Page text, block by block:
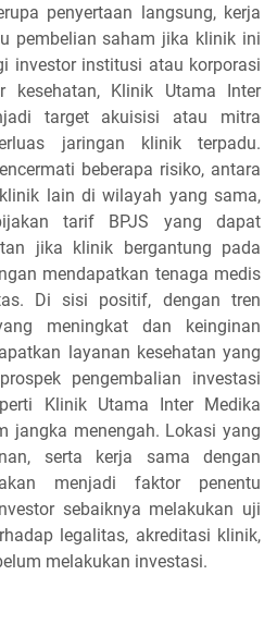
penyertaan langsung, kerja
pembelian saham jika klinik ini
investor institusi atau korporasi
kesehatan, Klinik Utama Inter
target akuisisi atau mitra
jaringan klinik terpadu.
beberapa risiko, antara
lain di wilayah yang sama,
tarif BPJS yang dapat
jika klinik bergantung pada
mendapatkan tenaga medis
Di sisi positif, dengan tren
meningkat dan keinginan
layanan kesehatan yang
pengembalian investasi
Klinik Utama Inter Medika
jangka menengah. Lokasi yang
serta kerja sama dengan
menjadi faktor penentu
sebaiknya melakukan uji
legalitas, akreditasi klinik,
melakukan investasi.